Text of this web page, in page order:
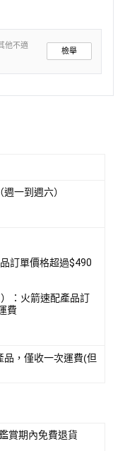
他不適
檢舉
一到週六）
訂單價格超過$490
：火箭速配產品訂
費
品，僅收一次運費(但
賞期內免費退貨